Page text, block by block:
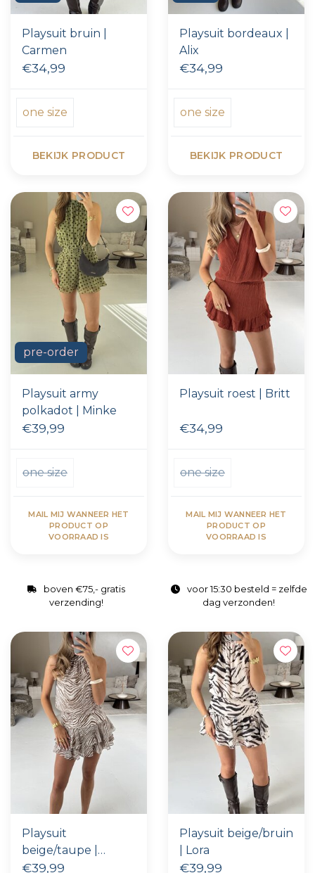
Playsuit bruin |
Carmen
€34,99
one size
BEKIJK PRODUCT
Playsuit bordeaux |
Alix
€34,99
one size
BEKIJK PRODUCT
pre-order
Playsuit army
polkadot | Minke
€39,99
one size
MAIL MIJ WANNEER HET
PRODUCT OP
VOORRAAD IS
Playsuit roest | Britt
€34,99
one size
MAIL MIJ WANNEER HET
PRODUCT OP
VOORRAAD IS
boven €75,- gratis
verzending!
voor 15:30 besteld = zelfde
dag verzonden!
Playsuit
beige/taupe |
Amelie
€39,99
Playsuit beige/bruin
| Lora
€39,99